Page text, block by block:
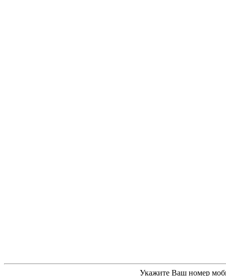
Укажите Ваш номер